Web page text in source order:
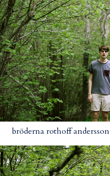
bröderna rothoff andersson